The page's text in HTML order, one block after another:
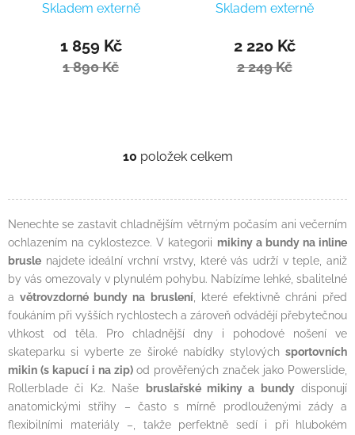
Skladem externě
1 859 Kč
1 890 Kč
Skladem externě
2 220 Kč
2 249 Kč
Ovládací prvky výpisu
10 položek celkem
Nenechte se zastavit chladnějším větrným počasím ani večerním
ochlazením na cyklostezce. V kategorii mikiny a bundy na inline
brusle najdete ideální vrchní vrstvy, které vás udrží v teple, aniž
by vás omezovaly v plynulém pohybu. Nabízíme lehké, sbalitelné
avětrovzdorné bundy na bruslení, které efektivně chráni před
foukáním při vyšších rychlostech a zároveň odvádějí přebytečnou
vlhkost od těla. Pro chladnější dny i pohodové nošení ve
skateparku si vyberte ze široké nabídky stylových sportovních
mikin (s kapucí i na zip)od prověřených značek jako Powerslide,
Rollerblade či K2. Naše
bruslařské mikiny a bundydisponují
anatomickými střihy – často s mírně prodlouženými zády a
flexibilními materiály –, takže perfektně sedí i při hlubokém